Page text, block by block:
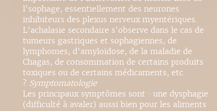
l'sophage, essentiellement des neurones
inhibiteurs des plexus nerveux myentériques.
L'achalasie secondaire s'observe dans le cas de
tumeurs gastriques et sophagiennes, de
lymphomes, d'amyloïdose, de la maladie de
Chagas, de consommation de certains produits
toxiques ou de certains médicaments, etc.
? Symptomatologie
Les principaux symptômes sont : une dysphagie
(difficulté à avaler) aussi bien pour les aliments